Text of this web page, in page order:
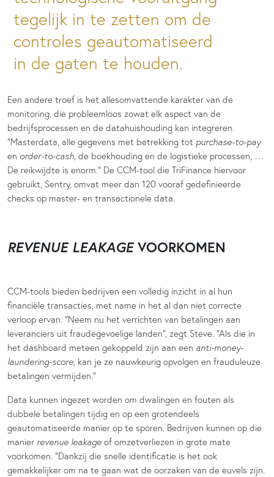
tegelijk in te zetten om de
controles geautomatiseerd
in de gaten te houden.
Een andere troef is het allesomvattende karakter van de
monitoring, die probleemloos zowat elk aspect van de
bedrijfsprocessen en de datahuishouding kan integreren.
“Masterdata, alle gegevens met betrekking tot purchase-to-pay
en order-to-cash , de boekhouding en de logistieke processen, …
De reikwijdte is enorm.” De CCM-tool die TriFinance hiervoor
gebruikt, Sentry, omvat meer dan 120 vooraf gedefinieerde
checks op master- en transactionele data.
REVENUE LEAKAGEVOORKOMEN
CCM-tools bieden bedrijven een volledig inzicht in al hun
financiële transacties, met name in het al dan niet correcte
verloop ervan. “Neem nu het verrichten van betalingen aan
leveranciers uit fraudegevoelige landen”, zegt Steve. “Als die in
het dashboard meteen gekoppeld zijn aan een anti-money-
laundering-score , kan je ze nauwkeurig opvolgen en frauduleuze
betalingen vermijden.”
Data kunnen ingezet worden om dwalingen en fouten als
dubbele betalingen tijdig en op een grotendeels
geautomatiseerde manier op te sporen. Bedrijven kunnen op die
manier revenue leakage of omzetverliezen in grote mate
voorkomen. “Dankzij die snelle identificatie is het ook
gemakkelijker om na te gaan wat de oorzaken van de euvels zijn.